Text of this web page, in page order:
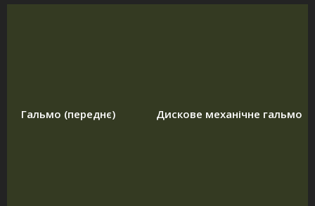
Гальмо (переднє) Дискове механічне гальмо